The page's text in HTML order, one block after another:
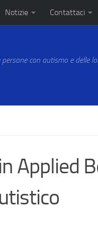
Notizie Contattaci
con autismo e delle
Applied